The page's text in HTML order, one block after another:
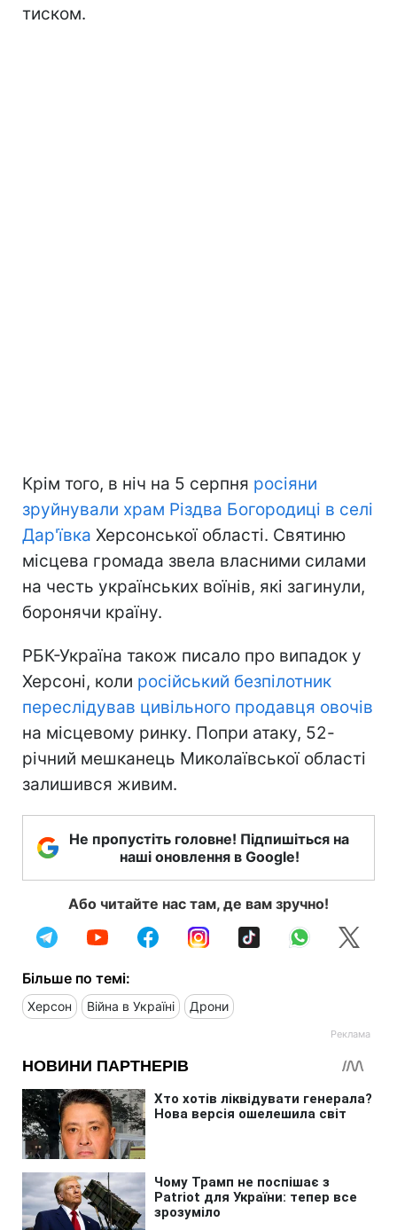
тиском.
Крім того, в ніч на 5 серпня росіяни
зруйнували храм Різдва Богородиці в селі
Дар'ївка Херсонської області. Святиню
місцева громада звела власними силами
на честь українських воїнів, які загинули,
боронячи країну.
РБК-Україна також писало про випадок у
Херсоні, коли російський безпілотник
переслідував цивільного продавця овочів
на місцевому ринку. Попри атаку, 52-
річний мешканець Миколаївської області
залишився живим.
Не пропустіть головне! Підпишіться на
наші оновлення в Google!
Або читайте нас там, де вам зручно!
Більше по темі:
Херсон Війна в Україні Дрони